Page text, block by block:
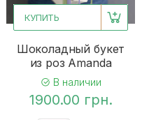
КУПИТЬ
Шоколадный букет
из роз Amanda
В наличии
1900.00 грн.